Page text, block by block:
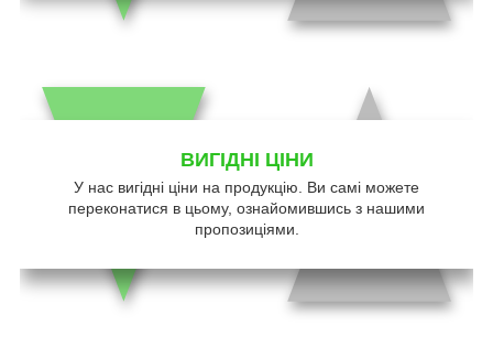
ВИГІДНІ ЦІНИ
У нас вигідні ціни на продукцію. Ви самі можете
переконатися в цьому, ознайомившись з нашими
пропозиціями.